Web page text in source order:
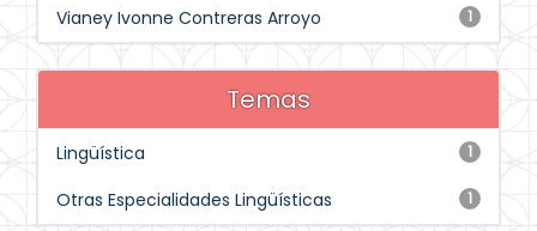
1
Vianey Ivonne Contreras Arroyo
Temas
1
Lingüística
1
Otras Especialidades Lingüísticas